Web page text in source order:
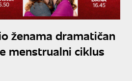
ženama dramatičan
menstrualni ciklus